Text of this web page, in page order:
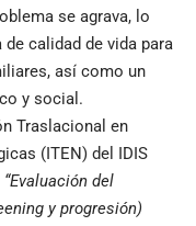
se agrava, lo
calidad de vida para
así como un
y social.
Traslacional en
(ITEN) del IDIS
“Evaluación del
y progresión)